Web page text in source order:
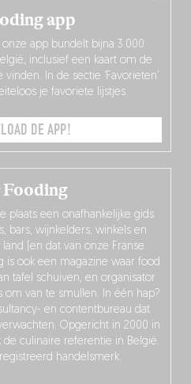
Fooding
plaats een onafhankelijke gids
bars, wijnkelders, winkels en
(en dat van onze Franse
is ook een magazine waar food
tafel schuiven, en organisator
om van te smullen. In één hap?
en contentbureau dat
Opgericht in 2000 in
de culinaire referentie in België.
handelsmerk.
app
app bundelt bijna 3.000
inclusief een kaart om de
In de sectie ‘Favorieten’
je favoriete lijstjes.
DE APP!